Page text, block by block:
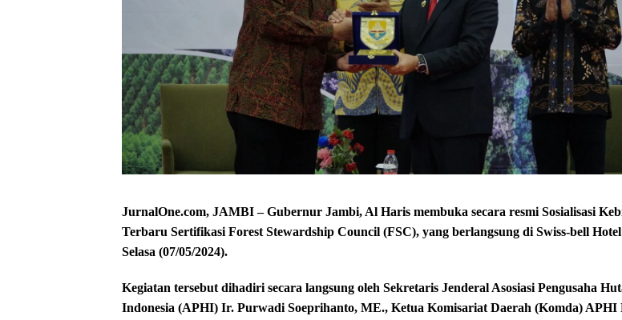
JurnalOne.com, JAMBI – Gubernur Jambi, Al Haris membuka secara resmi Sosialisasi
Terbaru Sertifikasi Forest Stewardship Council (FSC), yang berlangsung di Swiss-bell
Selasa (07/05/2024).
Kegiatan tersebut dihadiri secara langsung oleh Sekretaris Jenderal Asosiasi Pengusaha
Indonesia (APHI) Ir. Purwadi Soeprihanto, ME., Ketua Komisariat Daerah (Komda) APHI